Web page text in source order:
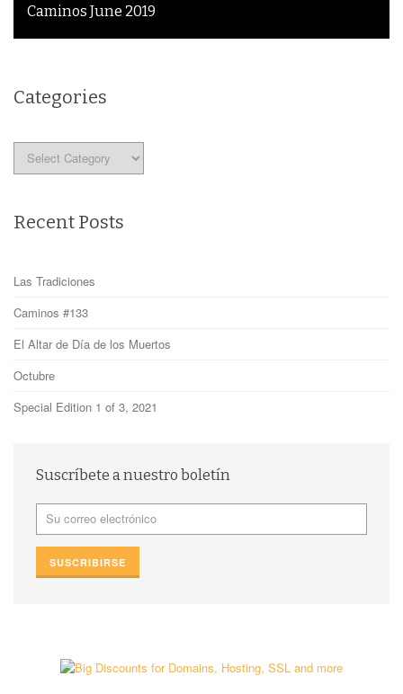
Caminos June 2019
Categories
Recent Posts
Las Tradiciones
Caminos #133
El Altar de Día de los Muertos
Octubre
Special Edition 1 of 3, 2021
Suscríbete a nuestro boletín